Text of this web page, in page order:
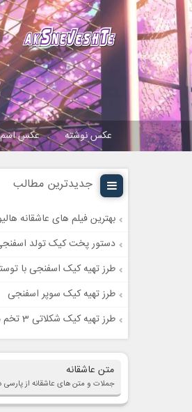
عکس نوشته عکس اسم
جدیدترین مطالب
بهترین فیلم های عاشقانه
دستور پخت کیک تولد اسفنجی ۳ تخم
طرز تهیه کیک اسفنجی با
طرز تهیه کیک سوپر اسفنجی
طرز تهیه کیک شکلاتی 3 تخم مرغی
متن عاشقانه
جملات و متن های عاشقانه از